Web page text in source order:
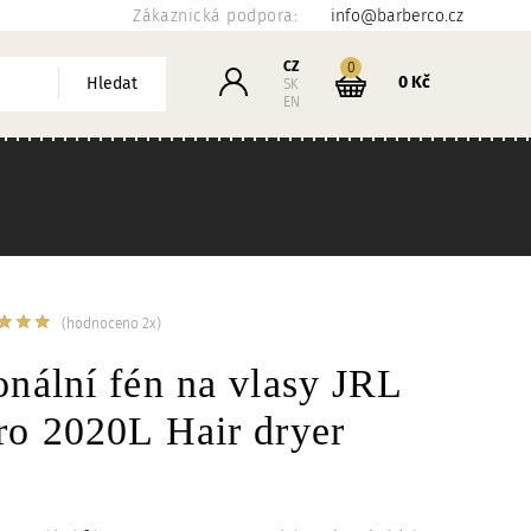
Zákaznická podpora: info@barberco.cz
Hledat Přihlášení
CZ
SK
EN
Košík
0kusů
0 Kč
fén na vlasy JRL
2020L Hair dryer
(hodnoceno 2x)